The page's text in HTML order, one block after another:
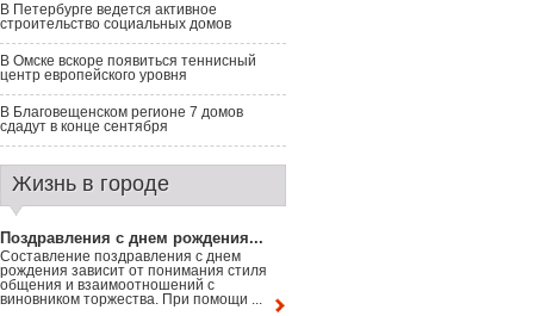
В Петербурге ведется активное
строительство социальных домов
В Омске вскоре появиться теннисный
центр европейского уровня
В Благовещенском регионе 7 домов
сдадут в конце сентября
Жизнь в городе
Поздравления с днем рождения...
Составление поздравления с днем
рождения зависит от понимания стиля
общения и взаимоотношений с
виновником торжества. При помощи ...